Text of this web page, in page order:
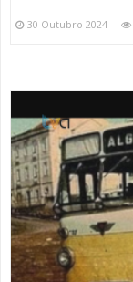
30 Outubro 2024